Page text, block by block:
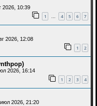
2026, 10:39
1 … 4 5 6 7
2026, 12:08
1 2
2026, 16:14
1 2 3 4
2026, 21:20